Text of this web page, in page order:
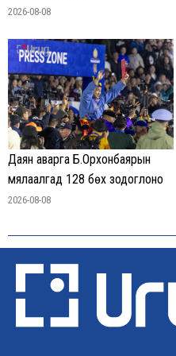
2026-08-08
Даян аварга Б.Орхонбаярын
мялаалгад 128 бөх зодоглоно
2026-08-08